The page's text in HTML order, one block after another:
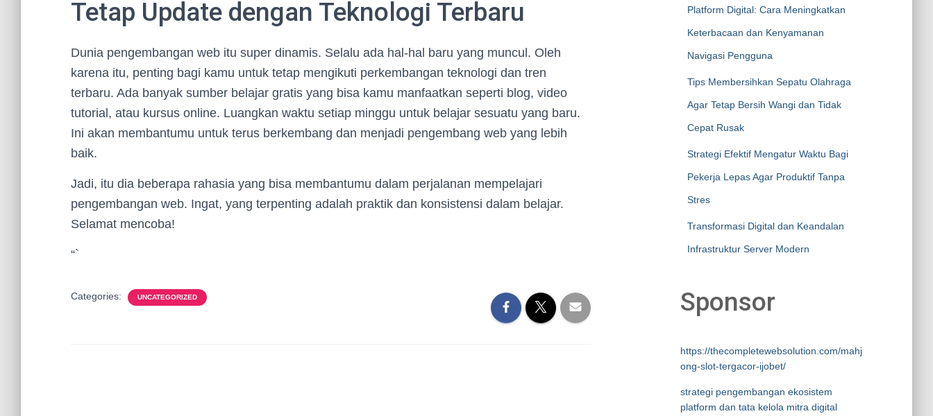
Tetap Update dengan Teknologi Terbaru
Dunia pengembangan web itu super dinamis. Selalu ada hal-hal baru yang muncul. Oleh
karena itu, penting bagi kamu untuk tetap mengikuti perkembangan teknologi dan tren
terbaru. Ada banyak sumber belajar gratis yang bisa kamu manfaatkan seperti blog, video
tutorial, atau kursus online. Luangkan waktu setiap minggu untuk belajar sesuatu yang baru.
Ini akan membantumu untuk terus berkembang dan menjadi pengembang web yang lebih
baik.
Jadi, itu dia beberapa rahasia yang bisa membantumu dalam perjalanan mempelajari
pengembangan web. Ingat, yang terpenting adalah praktik dan konsistensi dalam belajar.
Selamat mencoba!
“`
Categories: UNCATEGORIZED
Platform Digital: Cara Meningkatkan
Keterbacaan dan Kenyamanan
Navigasi Pengguna
Tips Membersihkan Sepatu Olahraga
Agar Tetap Bersih Wangi dan Tidak
Cepat Rusak
Strategi Efektif Mengatur Waktu Bagi
Pekerja Lepas Agar Produktif Tanpa
Stres
Transformasi Digital dan Keandalan
Infrastruktur Server Modern
Sponsor
https://thecompletewebsolution.com/mahj
ong-slot-tergacor-ijobet/
strategi pengembangan ekosistem
platform dan tata kelola mitra digital